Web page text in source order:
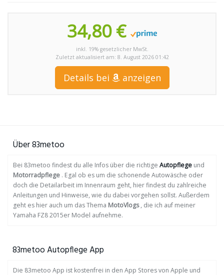
34,80 €
inkl. 19% gesetzlicher MwSt.
Zuletzt aktualisiert am: 8. August 2026 01:42
Details bei anzeigen
Über 83metoo
Bei 83metoo findest du alle Infos über die richtige Autopflege und
Motorradpflege . Egal ob es um die schonende Autowäsche oder
doch die Detailarbeit im Innenraum geht, hier findest du zahlreiche
Anleitungen und Hinweise, wie du dabei vorgehen sollst. Außerdem
geht es hier auch um das Thema MotoVlogs, die ich auf meiner
Yamaha FZ8 2015er Model aufnehme.
83metoo Autopflege App
Die 83metoo App ist kostenfrei in den App Stores von Apple und